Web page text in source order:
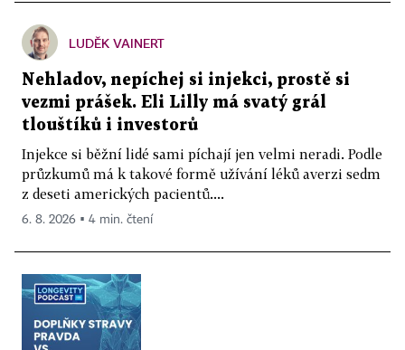
LUDĚK VAINERT
Nehladov, nepíchej si injekci, prostě si
vezmi prášek. Eli Lilly má svatý grál
tlouštíků i investorů
Injekce si běžní lidé sami píchají jen velmi neradi. Podle
průzkumů má k takové formě užívání léků averzi sedm
z deseti amerických pacientů....
6. 8. 2026 ▪ 4 min. čtení